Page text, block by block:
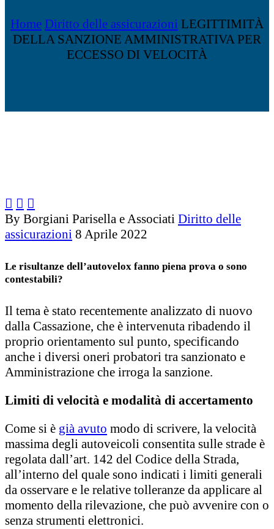
Home Diritto delle assicurazioni LEGITTIMITÀ
DELLA SANZIONE AMMINISTRATIVA PER
ECCESSO DI VELOCITÀ
  
By Borgiani Parisella e Associati Diritto delle
assicurazioni 8 Aprile 2022
Le risultanze dell’autovelox fanno piena prova o sono
contestabili?
Il tema è stato recentemente analizzato di nuovo
dalla Cassazione, che è intervenuta ribadendo il
proprio orientamento sul punto, specificando
anche i diversi oneri probatori tra sanzionato e
Amministrazione che irroga la sanzione.
Limiti di velocità e modalità di accertamento
Come si è già avuto modo di scrivere, la velocità
massima degli autoveicoli consentita sulle strade è
regolata dall’art. 142 del Codice della Strada,
all’interno del quale sono indicati i limiti generali
da osservare e le relative tolleranze da applicare al
momento della rilevazione, che può avvenire con o
senza strumenti elettronici.